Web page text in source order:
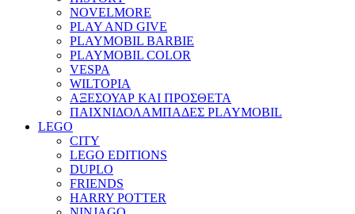
NOVELMORE
PLAY AND GIVE
PLAYMOBIL BARBIE
PLAYMOBIL COLOR
VESPA
WILTOPIA
ΑΞΕΣΟΥΑΡ ΚΑΙ ΠΡΟΣΘΕΤΑ
ΠΑΙΧΝΙΔΟΛΑΜΠΑΔΕΣ PLAYMOBIL
LEGO
CITY
LEGO EDITIONS
DUPLO
FRIENDS
HARRY POTTER